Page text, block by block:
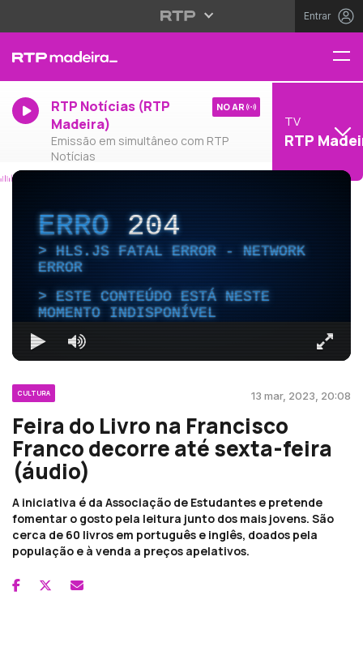
Entrar
RTP Notícias (RTP
Madeira)
Emissão em simultâneo com RTP
Notícias
NO AR
TV
RTP
ERRO204
HLS.JS FATAL ERROR - NETWORK
ERROR
ESTE CONTEÚDO ESTÁ NESTE
MOMENTO INDISPONÍVEL
CULTURA 13 mar, 2023, 20:08
Feira do Livro na Francisco
Franco decorre até sexta-feira
(áudio)
A iniciativa é da Associação de Estudantes e pretende
fomentar o gosto pela leitura junto dos mais jovens. São
cerca de 60 livros em português e inglês, doados pela
população e à venda a preços apelativos.